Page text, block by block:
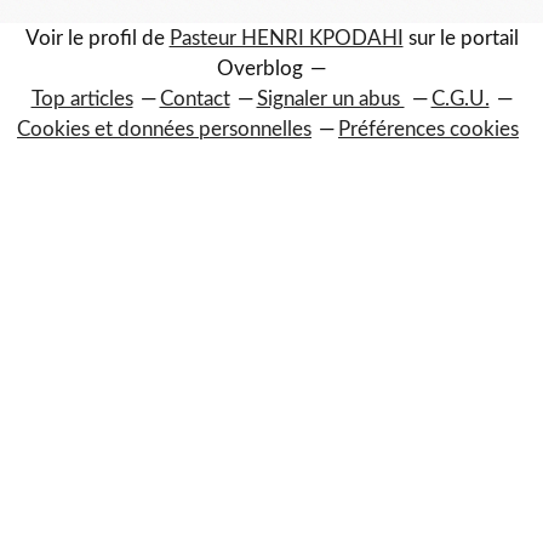
Voir le profil de Pasteur HENRI KPODAHI
sur le portail
Overblog
Top articles
Contact Signaler un abus
C.G.U.
Cookies et données personnelles
Préférences cookies